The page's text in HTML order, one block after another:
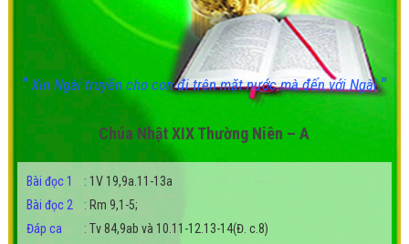
"Xin Ngài truyền cho con đi trên mặt nước mà đến với Ngài"
Chúa Nhật XIX Thường Niên – A
Bài đọc 1 : 1V 19,9a.11-13a
Bài đọc 2
: Rm 9,1-5;
Đáp ca
: Tv 84,9ab và 10.11-12.13-14(Đ. c.8)